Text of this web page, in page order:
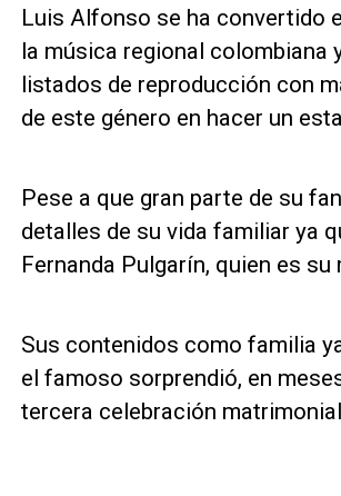
Luis Alfonso se ha convertido
la música regional colombiana
listados de reproducción con
de este género en hacer un
Pese a que gran parte de su
detalles de su vida familiar ya
Fernanda Pulgarín, quien es
Sus contenidos como familia
el famoso sorprendió, en
tercera celebración